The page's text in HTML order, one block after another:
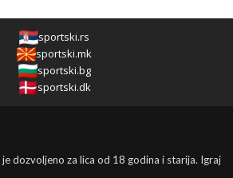
sportski.rs
sportski.mk
sportski.bg
sportski.dk
je dozvoljeno za lica od 18 godina i starija. Igraj